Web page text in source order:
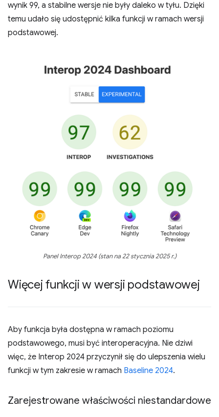
wynik 99, a stabilne wersje nie były daleko w tyłu. Dzięki
temu udało się udostępnić kilka funkcji w ramach wersji
podstawowej.
Panel Interop 2024 (stan na 22 stycznia 2025 r.)
Więcej funkcji w wersji podstawowej
Aby funkcja była dostępna w ramach poziomu
podstawowego, musi być interoperacyjna. Nie dziwi
więc, że Interop 2024 przyczynił się do ulepszenia wielu
funkcji w tym zakresie w ramach Baseline 2024.
Zarejestrowane właściwości niestandardowe